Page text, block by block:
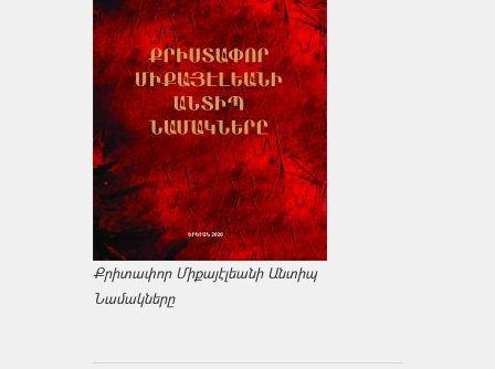
Քրիտափոր Միքայէլեանի Անտիպ
Նամակները